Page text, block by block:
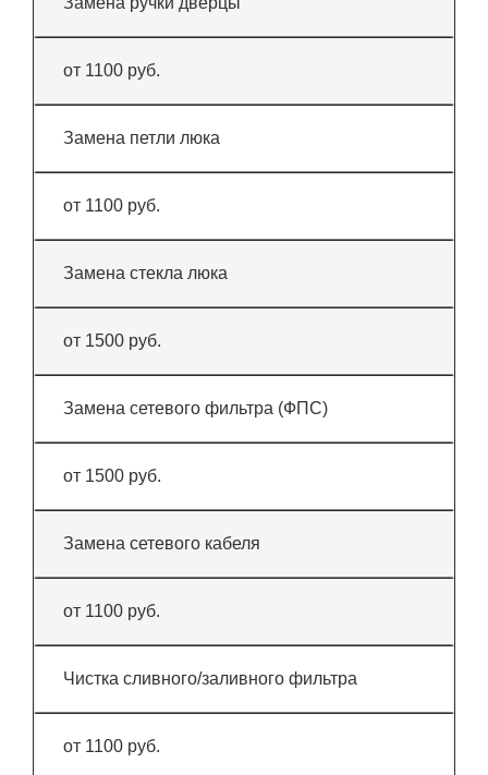
от 1100 руб.
Замена петли люка
от 1100 руб.
Замена стекла люка
от 1500 руб.
Замена сетевого фильтра (ФПС)
от 1500 руб.
Замена сетевого кабеля
от 1100 руб.
Чистка сливного/заливного фильтра
от 1100 руб.